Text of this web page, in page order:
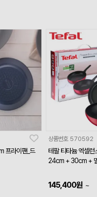
프라이팬_드
상품번호 570592
테팔 티타늄 엑셀런
24cm + 30cm +
145,400원 ~